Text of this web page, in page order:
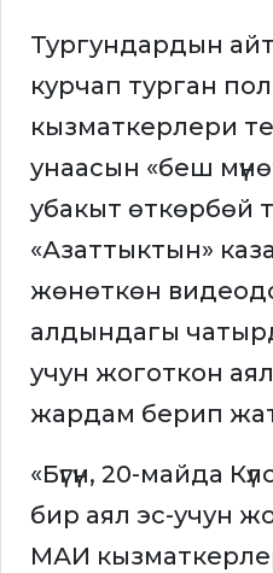
Тургундардын
курчап турган
кызматкерлери
унаасын «беш
убакыт өткөрбөй
«Азаттыктын»
жөнөткөн
алдындагы
учун жоготкон
жардам берип
«Бүгүн, 20-майда
бир аял эс-учун
МАИ